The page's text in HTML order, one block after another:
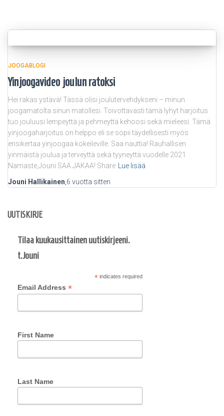
JOOGABLOGI
Yinjoogavideo joulun ratoksi
Hei rakas ystävä! Tässä olisi joulutervehdykseni – minun
joogamatolta sinun matollesi. Toivottavasti tämä lyhyt harjoitus
tuo jouluusi lempeyttä ja pehmeyttä kehoosi sekä mieleesi. Tämä
yinjoogaharjoitus on helppo eli se sopii täydellisesti myös
ensikertaa yinjoogaa kokeileville. Saa nauttia! Rauhallisen
yinmäistä joulua ja terveyttä sekä tyyneyttä vuodelle 2021
Namaste,Jouni SAA JAKAA! Share Lue lisää
Jouni Hallikainen,6 vuotta sitten
UUTISKIRJE
Tilaa kuukausittainen uutiskirjeeni.
t.Jouni
*indicates required
Email Address *
First Name
Last Name